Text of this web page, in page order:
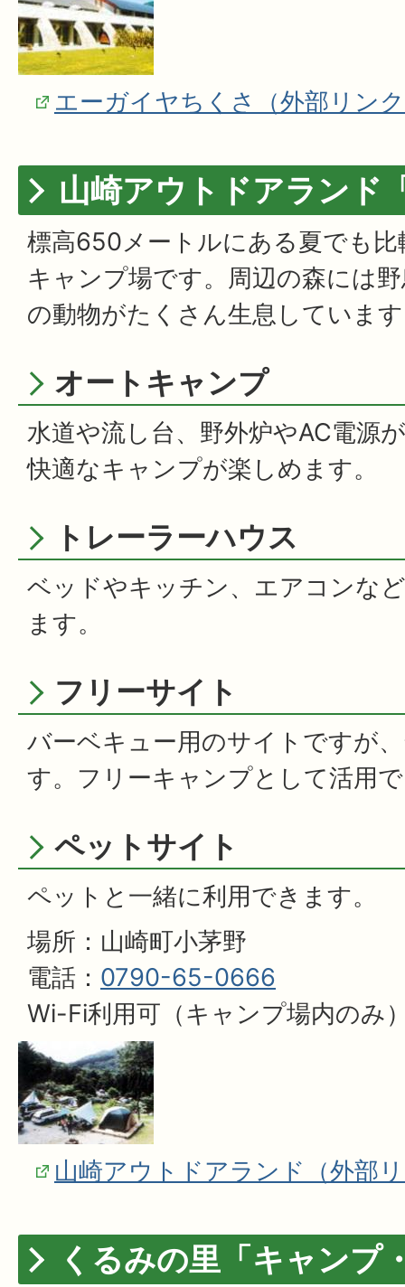
エーガイヤちくさ（外部リン
山崎アウトドアランド
標高650メートルにある夏でも
キャンプ場です。周辺の森には
の動物がたくさん生息していま
オートキャンプ
水道や流し台、野外炉やAC電源
快適なキャンプが楽しめます。
トレーラーハウス
ベッドやキッチン、エアコンな
ます。
フリーサイト
バーベキュー用のサイトですが
す。フリーキャンプとして活用
ペットサイト
ペットと一緒に利用できます。
場所：山崎町小茅野
電話： 0790-65-0666
Wi-Fi利用可（キャンプ場内のみ
山崎アウトドアランド（外部
くるみの里「キャンプ